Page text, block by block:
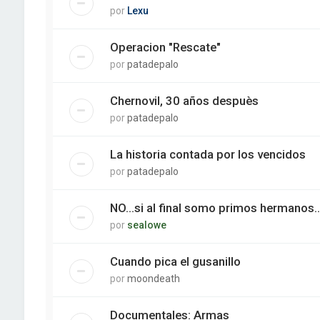
por Lexu
Operacion "Rescate"
porpatadepalo
Chernovil, 30 años despuès
porpatadepalo
La historia contada por los vencidos
porpatadepalo
NO...si al final somo primos
por sealowe
Cuando pica el gusanillo
pormoondeath
Documentales: Armas